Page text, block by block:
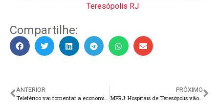
Teresópolis RJ
Compartilhe:
ANTERIOR
PRÓXIMO